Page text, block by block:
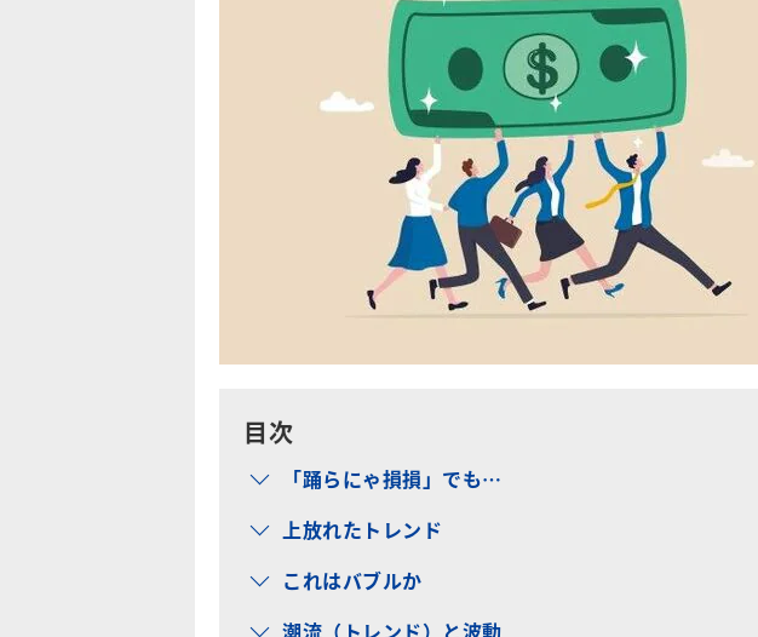
目次
「踊らにゃ損損」でも…
上放れたトレンド
これはバブルか
潮流（トレンド）と波動